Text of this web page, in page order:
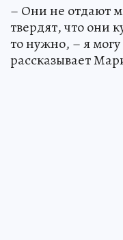
– Они не отдают
твердят, что они
то нужно, – я
рассказывает